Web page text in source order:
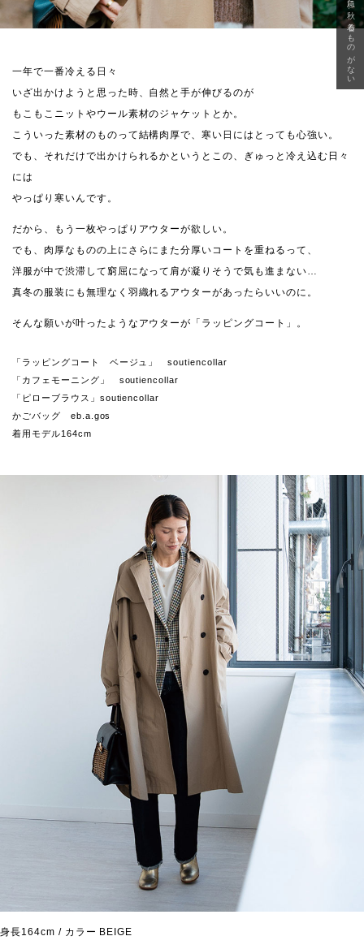
一年で一番冷える日々
いざ出かけようと思った時、自然と手が伸びるのが
もこもこニットやウール素材のジャケットとか。
こういった素材のものって結構肉厚で、寒い日にはとっても心強い。
でも、それだけで出かけられるかというとこの、ぎゅっと冷え込む日々
には
やっぱり寒いんです。
だから、もう一枚やっぱりアウターが欲しい。
でも、肉厚なものの上にさらにまた分厚いコートを重ねるって、
洋服が中で渋滞して窮屈になって肩が凝りそうで気も進まない…
真冬の服装にも無理なく羽織れるアウターがあったらいいのに。
そんな願いが叶ったようなアウターが「ラッピングコート」。
「ラッピングコート ベージュ」 soutiencollar
「カフェモーニング」 soutiencollar
「ピローブラウス」soutiencollar
かごバッグ eb.a.gos
着用モデル164cm
身長164cm / カラー BEIGE
急に秋、着るものがない